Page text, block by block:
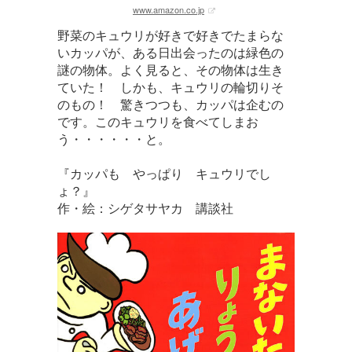
www.amazon.co.jp
野菜のキュウリが好きで好きでたまらな
いカッパが、ある日出会ったのは緑色の
謎の物体。よく見ると、その物体は生き
ていた！ しかも、キュウリの輪切りそ
のもの！ 驚きつつも、カッパは企むの
です。このキュウリを食べてしまお
う・・・・・・と。
『カッパも やっぱり キュウリでし
ょ？』
作・絵：シゲタサヤカ 講談社